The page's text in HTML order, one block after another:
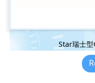
Star瑞士型